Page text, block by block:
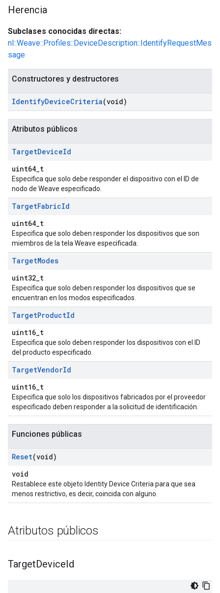
Herencia
Subclases conocidas directas:
nl::Weave::Profiles::DeviceDescription::IdentifyRequestMes
sage
Constructores y destructores
IdentifyDeviceCriteria(void)
Atributos públicos
TargetDeviceId
uint64_t
Especifica que solo debe responder el dispositivo con el ID de
nodo de Weave especificado.
TargetFabricId
uint64_t
Especifica que solo deben responder los dispositivos que son
miembros de la tela Weave especificada.
TargetModes
uint32_t
Especifica que solo deben responder los dispositivos que se
encuentran en los modos especificados.
TargetProductId
uint16_t
Especifica que solo deben responder los dispositivos con el ID
del producto especificado.
TargetVendorId
uint16_t
Especifica que solo los dispositivos fabricados por el proveedor
especificado deben responder a la solicitud de identificación.
Funciones públicas
Reset(void)
void
Restablece este objeto Identity Device Criteria para que sea
menos restrictivo, es decir, coincida con alguno.
Atributos públicos
TargetDeviceId